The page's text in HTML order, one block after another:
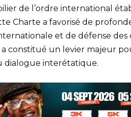
de l’ordre international
Charte a favorisé de
et de défense des
constitué un levier majeur
dialogue interétatique.